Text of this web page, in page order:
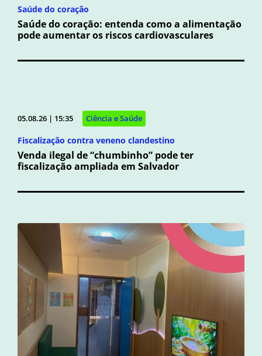
Saúde do coração
Saúde do coração: entenda como a alimentação
pode aumentar os riscos cardiovasculares
05.08.26 | 15:35 Ciência e Saúde
Fiscalização contra veneno clandestino
Venda ilegal de “chumbinho” pode ter
fiscalização ampliada em Salvador